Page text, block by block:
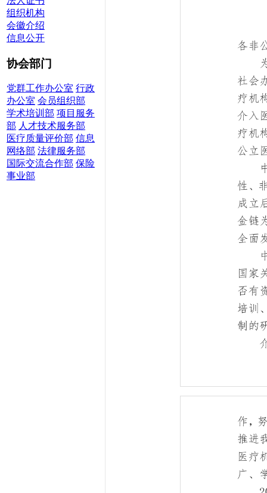
组织机构
会徽介绍
信息公开
协会部门
党群工作办公室 行政
办公室 会员组织部
学术培训部 项目服务
部 人才技术服务部
医疗质量评价部 信息
网络部 法律服务部
国际交流合作部 保险
事业部